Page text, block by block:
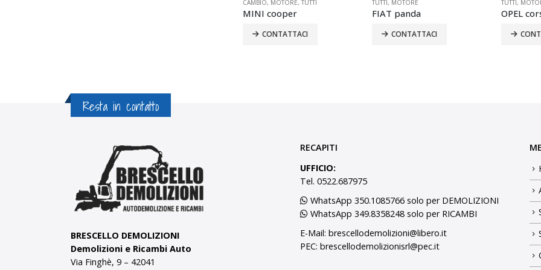
TUTTI,MOTORE
FIAT panda
CONTATTACI
TUTTI, MOTORE
OPEL corsa
CONTATTACI
CAMBIO,
SUZUKI
Resta in contatto
BRESCELLO DEMOLIZIONI
Demolizioni e Ricambi Auto
Via Finghè, 9 – 42041
RECAPITI
UFFICIO:
Tel. 0522.687975
WhatsApp 350.1085766 solo per DEMOLIZIONI
WhatsApp 349.8358248 solo per RICAMBI
E-Mail: brescellodemolizioni@libero.it
PEC: brescellodemolizionisrl@pec.it